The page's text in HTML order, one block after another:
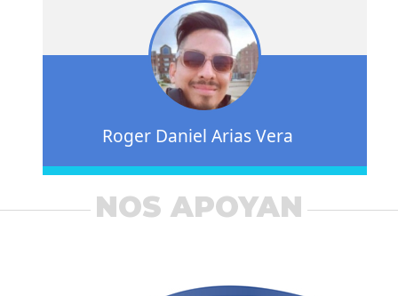
Roger Daniel Arias Vera
NOS APOYAN